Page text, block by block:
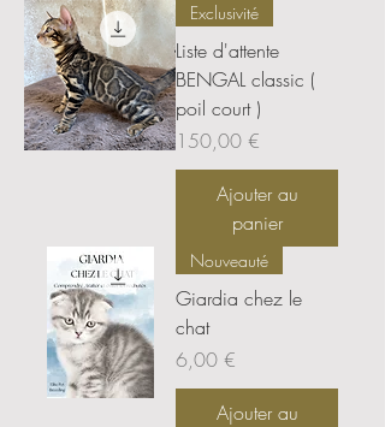
Exclusivité
Liste d'attente
BENGAL classic (
poil court )
Prix
150,00 €
Ajouter au
panier
Nouveauté
Giardia chez le
chat
Prix
6,00 €
Ajouter au